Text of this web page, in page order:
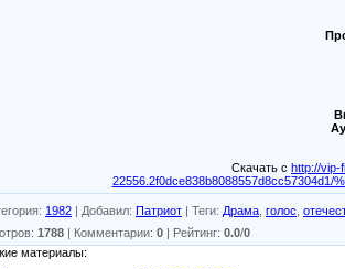
Скачать с http://vip-
22556.2f0dce838b8088557d8cc57304d1/
: 1982 | Добавил: Патриот | Теги: Драма голос
: 1788 | Комментарии: 0 | Рейтинг: 0.0/0
материалы: